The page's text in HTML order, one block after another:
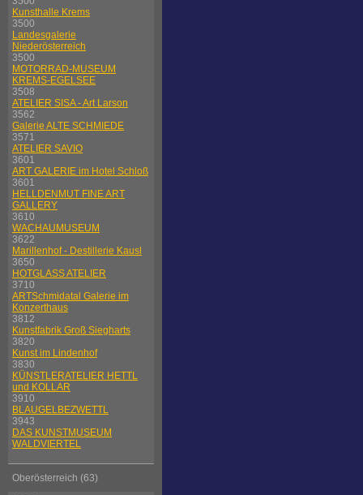
Kunsthalle Krems
3500
Landesgalerie
Niederösterreich
3500
MOTORRAD-MUSEUM
KREMS-EGELSEE
3508
ATELIER SISA - Art Larson
3562
Galerie ALTE SCHMIEDE
3571
ATELIER SAVIO
3601
ART GALERIE im Hotel Schloß
3601
HELLDENMUT FINE ART
GALLERY
3610
WACHAUMUSEUM
3622
Marillenhof - Destillerie Kausl
3650
HOTGLASS ATELIER
3710
ARTSchmidatal Galerie im
Konzerthaus
3812
Kunstfabrik Groß Siegharts
3820
Kunst im Lindenhof
3830
KÜNSTLERATELIER HETTL
und KOLLAR
3910
BLAUGELBEZWETTL
3943
DAS KUNSTMUSEUM
WALDVIERTEL
Oberösterreich (63)